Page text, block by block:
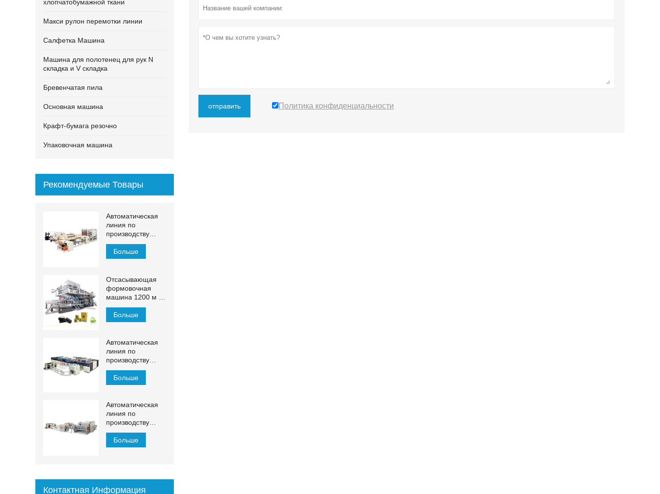
отправить Политика конфиденциальности
хлопчатобумажной ткани
Макси рулон перемотки линии
Салфетка Машина
Машина для полотенец для рук N
складка и V складка
Бревенчатая пила
Основная машина
Крафт-бумага резочно
Упаковочная машина
Рекомендуемые Товары
Автоматическая
линия по
производству
бумажных
полотенец для
рук МДЖН-ПЛ
Больше
Отсасывающая
формовочная
машина 1200 м /
мин
Больше
Автоматическая
линия по
производству
салфеток для
лица ЙХ-ФГ
Больше
Автоматическая
линия по
производству
косметических
салфеток 1500–
2200 мм с
Больше
Контактная Информация